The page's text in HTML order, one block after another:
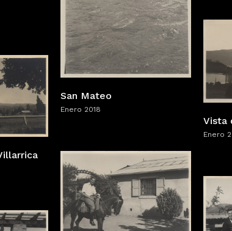
San Mateo
Enero 2018
Vista
Enero